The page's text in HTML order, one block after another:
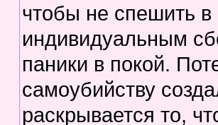
чтобы не спешить в
индивидуальным
паники в покой.
самоубийству
раскрывается то,